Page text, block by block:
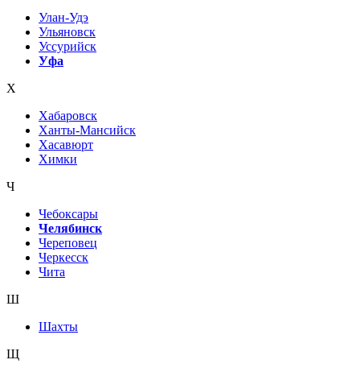
Улан-Удэ
Ульяновск
Уссурийск
Уфа
Х
Хабаровск
Ханты-Мансийск
Хасавюрт
Химки
Ч
Чебоксары
Челябинск
Череповец
Черкесск
Чита
Ш
Шахты
Щ